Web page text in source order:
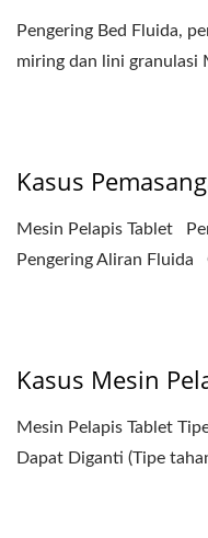
Pengering Bed Fluida,
miring dan lini granulasi
Kasus
Mesin Pelapis Tablet
Pengering Aliran Fluida
Kasus Mesin
Mesin Pelapis Tablet
Dapat Diganti (Tipe